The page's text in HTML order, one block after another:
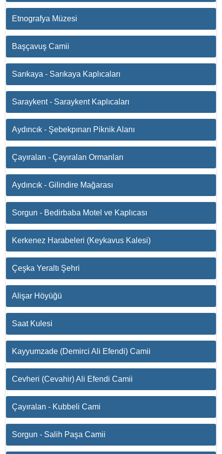
Etnografya Müzesi
Başçavuş Camii
Sarıkaya - Sarıkaya Kaplıcaları
Saraykent - Saraykent Kaplıcaları
Aydıncık - Şebekpınarı Piknik Alanı
Çayıralan - Çayıralan Ormanları
Aydıncık - Gilindire Mağarası
Sorgun - Bedirbaba Motel ve Kaplıcası
Kerkenez Harabeleri (Keykavus Kalesi)
Çeşka Yeraltı Şehri
Alişar Höyüğü
Saat Kulesi
Kayyumzade (Demirci Ali Efendi) Camii
Cevheri (Cevahir) Ali Efendi Camii
Çayıralan - Kubbeli Cami
Sorgun - Salih Paşa Camii